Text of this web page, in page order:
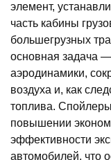
элемент,
часть кабины
большегрузных
основная задача
аэродинамики,
воздуха и, как
топлива.
повышении
эффективности
автомобилей, что